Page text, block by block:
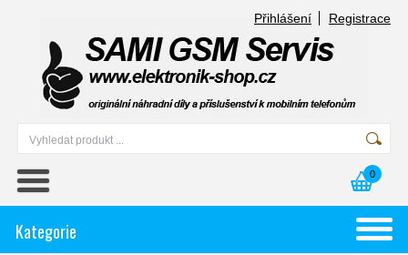
Přihlášení Registrace
0
Kategorie